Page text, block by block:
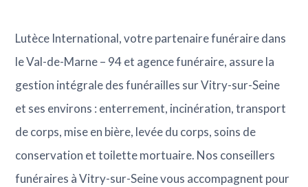
Lutèce International, votre partenaire funéraire dans
le Val-de-Marne – 94 et agence funéraire, assure la
gestion intégrale des funérailles sur Vitry-sur-Seine
et ses environs : enterrement, incinération, transport
de corps, mise en bière, levée du corps, soins de
conservation et toilette mortuaire. Nos conseillers
funéraires à Vitry-sur-Seine vous accompagnent pour